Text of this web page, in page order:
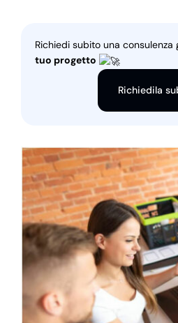
Richiedi subito una consulenza
tuo progetto
Richiedila